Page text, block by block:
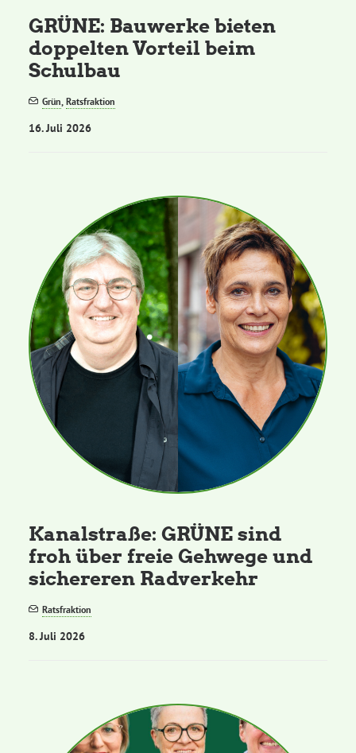
GRÜNE: Bauwerke bieten
doppelten Vorteil beim
Schulbau
Grün,Ratsfraktion
16. Juli 2026
Kanalstraße: GRÜNE sind
froh über freie Gehwege und
sichereren Radverkehr
Ratsfraktion
8. Juli 2026